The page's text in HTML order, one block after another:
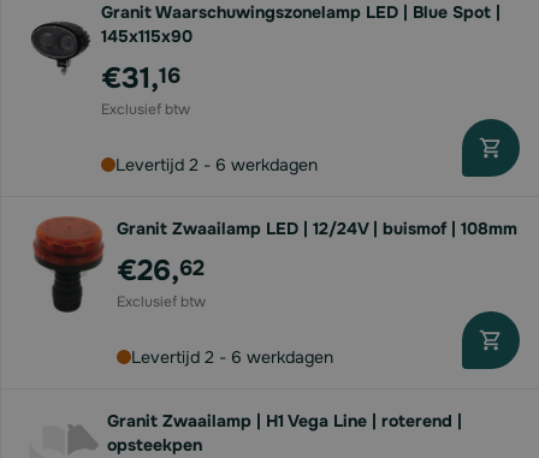
Granit Waarschuwingszonelamp LED | Blue Spot |
145x115x90
€31,16
Levertijd 2 - 6 werkdagen
Granit Zwaailamp LED | 12/24V | buismof | 108mm
€26,62
Levertijd 2 - 6 werkdagen
Granit Zwaailamp | H1 Vega Line | roterend |
opsteekpen